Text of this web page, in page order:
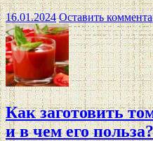
16.01.2024 Оставить
Как заготовить
и в чем его польза?